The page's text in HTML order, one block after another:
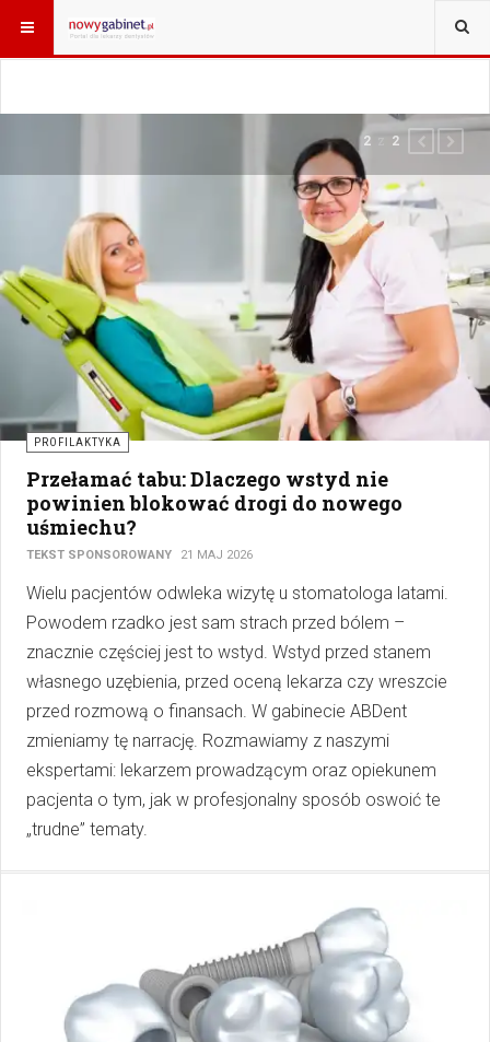
PROFILAKTYKA
Przełamać tabu: Dlaczego wstyd nie
powinien blokować drogi do nowego
uśmiechu?
TEKST SPONSOROWANY 21 MAJ 2026
Wielu pacjentów odwleka wizytę u stomatologa latami.
Powodem rzadko jest sam strach przed bólem –
znacznie częściej jest to wstyd. Wstyd przed stanem
własnego uzębienia, przed oceną lekarza czy wreszcie
przed rozmową o finansach. W gabinecie ABDent
zmieniamy tę narrację. Rozmawiamy z naszymi
ekspertami: lekarzem prowadzącym oraz opiekunem
pacjenta o tym, jak w profesjonalny sposób oswoić te
„trudne” tematy.
2 z 2 PREVIOUS